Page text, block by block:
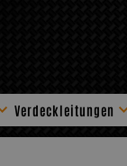
Verdeckleitungen